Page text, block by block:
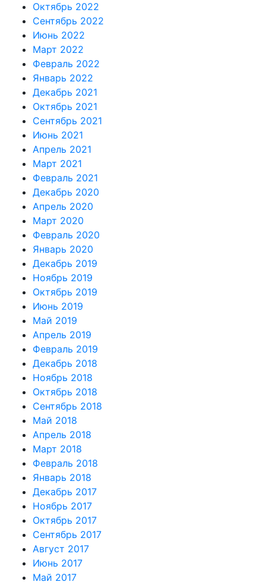
Октябрь 2022
Сентябрь 2022
Июнь 2022
Март 2022
Февраль 2022
Январь 2022
Декабрь 2021
Октябрь 2021
Сентябрь 2021
Июнь 2021
Апрель 2021
Март 2021
Февраль 2021
Декабрь 2020
Апрель 2020
Март 2020
Февраль 2020
Январь 2020
Декабрь 2019
Ноябрь 2019
Октябрь 2019
Июнь 2019
Май 2019
Апрель 2019
Февраль 2019
Декабрь 2018
Ноябрь 2018
Октябрь 2018
Сентябрь 2018
Май 2018
Апрель 2018
Март 2018
Февраль 2018
Январь 2018
Декабрь 2017
Ноябрь 2017
Октябрь 2017
Сентябрь 2017
Август 2017
Июнь 2017
Май 2017